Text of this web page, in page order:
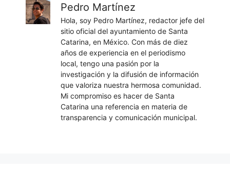
Pedro Martínez
Hola, soy Pedro Martínez, redactor jefe del
sitio oficial del ayuntamiento de Santa
Catarina, en México. Con más de diez
años de experiencia en el periodismo
local, tengo una pasión por la
investigación y la difusión de información
que valoriza nuestra hermosa comunidad.
Mi compromiso es hacer de Santa
Catarina una referencia en materia de
transparencia y comunicación municipal.